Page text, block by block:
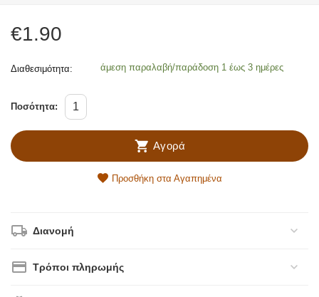
€1.90
Διαθεσιμότητα: άμεση παραλαβή/παράδοση 1 έως 3 ημέρες
Ποσότητα:
Αγορά
Προσθήκη στα Αγαπημένα
Διανομή
Τρόποι πληρωμής